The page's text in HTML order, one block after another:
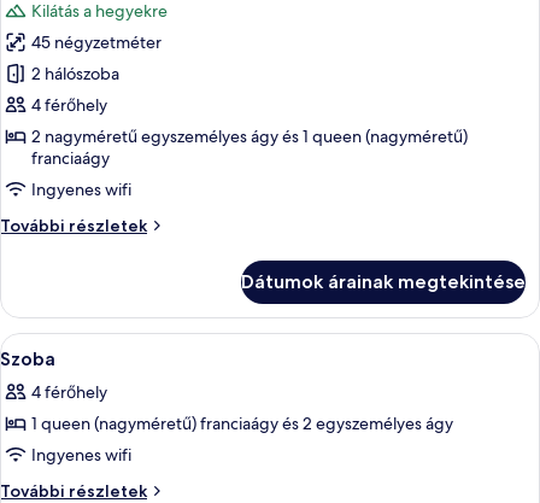
összes
képének
megtekintése:
Családi
lakosztály,
hálószobával,
konyha,
városra
Kilátás a hegyekre
45 négyzetméter
2 hálószoba
4 férőhely
2 nagyméretű egyszemélyes ágy és 1 queen (nagyméretű)
franciaágy
Ingyenes wifi
További részletek
Családi
konyha,
kilátással
a
további
részletei
Dátumok árainak megtekintése
A
következő
szoba
összes
képének
megtekintése:
Hipoallergén ágynemű, minibár, széf
13
Szoba
4 férőhely
1 queen (nagyméretű) franciaágy és 2 egyszemélyes ágy
Ingyenes wifi
További részletek
Szoba